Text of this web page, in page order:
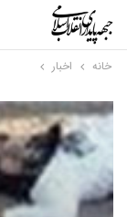
خانه اخبار